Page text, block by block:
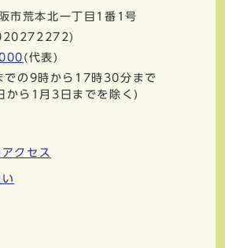
市荒本北一丁目1番1号
(代表)
での9時から17時30分まで
ら1月3日までを除く)
クセス